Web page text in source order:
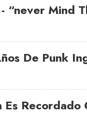
“never Mind
De Punk
Es Recordado